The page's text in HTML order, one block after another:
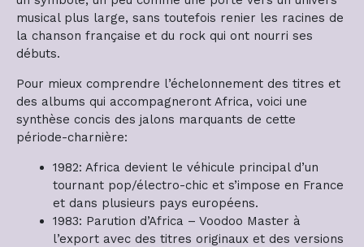
musical plus large, sans toutefois renier les racines de
la chanson française et du rock qui ont nourri ses
débuts.
Pour mieux comprendre l’échelonnement des titres et
des albums qui accompagneront Africa, voici une
synthèse concis des jalons marquants de cette
période-charnière:
1982: Africa devient le véhicule principal d’un
tournant pop/électro-chic et s’impose en France
et dans plusieurs pays européens.
1983: Parution d’Africa – Voodoo Master à
l’export avec des titres originaux et des versions